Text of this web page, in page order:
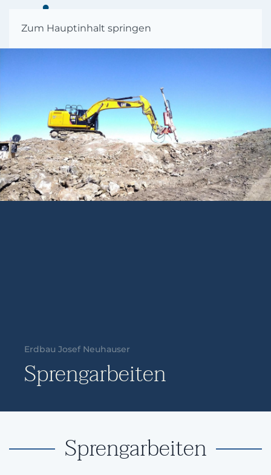
Zum Hauptinhalt springen
Erdbau Josef Neuhauser
Sprengarbeiten
Sprengarbeiten